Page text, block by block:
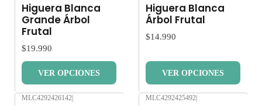
Higuera Blanca
Grande Árbol
Frutal
$19.990
VER OPCIONES
Higuera Blanca
Árbol Frutal
$14.990
VER OPCIONES
MLC4292426142 MLC4292425492